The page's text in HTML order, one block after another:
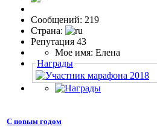
Сообщений: 219
Страна:
Репутация 43
Мое имя: Елена
Награды
С новым годом